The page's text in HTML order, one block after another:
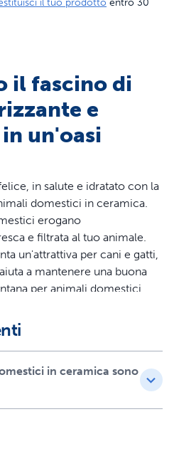
il tuo prodotto entro 30
il fascino di
e
un'oasi
in salute e idratato con la
domestici in ceramica.
erogano
e filtrata al tuo animale.
un'attrattiva per cani e gatti,
a mantenere una buona
per animali domestici
Il design silenzioso della
dalla torre in ceramica
che ci vuole per i gatti, i
o restii a usarla. La
di un filtro a carboni attivi
in ceramica sono